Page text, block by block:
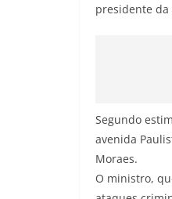
presidente da
Segundo
avenida
Moraes.
O ministro,